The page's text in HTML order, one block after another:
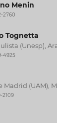
Menin
2760
Tognetta
(Unesp),
4925
(UAM),
2109